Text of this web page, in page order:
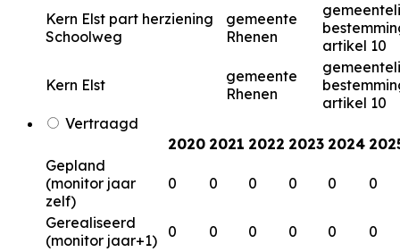
Kern Elst part herziening
Schoolweg
gemeente
Rhenen
artikel 10
Kern Elst
gemeente
Rhenen
artikel 10
Vertraagd
2020 2021 2022 2023 2024
Gepland
(monitor jaar
zelf)
0 0 0 0 0 0
Gerealiseerd
(monitor jaar+1)
0 0 0 0 0
0